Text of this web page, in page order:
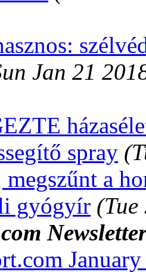
Jan 21
spray
a
gyógyír